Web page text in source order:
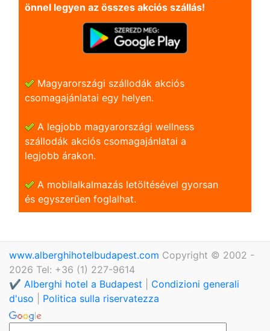
önnel legyen az összes akciós szállás!
Magyarországi szállodák akciós
csomagajánlatai egy helyen.
A legjobb magyarországi wellness
szállodák akciós csomagajánlatai a
legjobb árakon.
A mobilalkalmazás letöltésével gyorsan
és egyszerũen foglalhat.
www.alberghihotelbudapest.com Copyright © 2002 -
2026 Tel: +36 (1) 227-9614
✔️ Alberghi hotel a Budapest
Condizioni generali
d'uso
Politica sulla riservatezza